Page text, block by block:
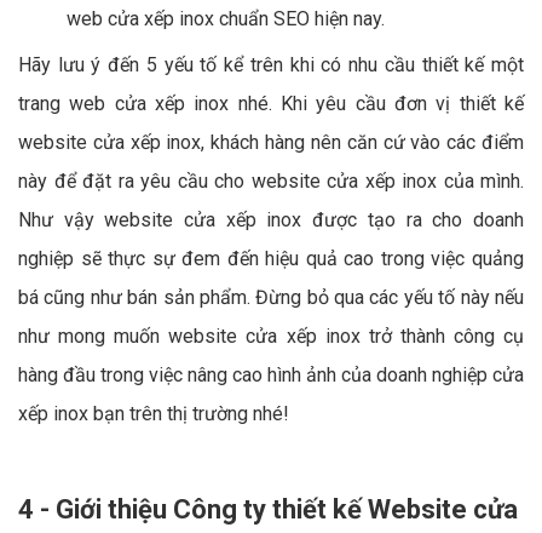
web cửa xếp inox chuẩn SEO hiện nay.
Hãy lưu ý đến 5 yếu tố kể trên khi có nhu cầu thiết kế một
trang web cửa xếp inox nhé. Khi yêu cầu đơn vị thiết kế
website cửa xếp inox, khách hàng nên căn cứ vào các điểm
này để đặt ra yêu cầu cho website cửa xếp inox của mình.
Như vậy website cửa xếp inox được tạo ra cho doanh
nghiệp sẽ thực sự đem đến hiệu quả cao trong việc quảng
bá cũng như bán sản phẩm. Đừng bỏ qua các yếu tố này nếu
như mong muốn website cửa xếp inox trở thành công cụ
hàng đầu trong việc nâng cao hình ảnh của doanh nghiệp cửa
xếp inox bạn trên thị trường nhé!
4 - Giới thiệu Công ty thiết kế Website cửa